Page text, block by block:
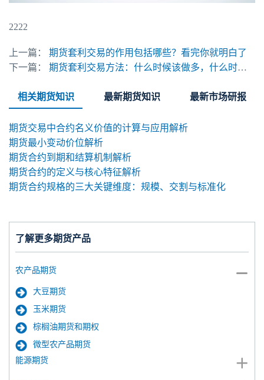
了解更多期货产品
农产品期货
大豆期货
玉米期货
棕榈油期货和期权
微型农产品期货
能源期货
2222
上一篇：
期货套利交易的作用包括哪些？看完你就明白了
下一篇：
期货套利交易方法：什么时候该做多，什么时候该做空
相关期货知识 最新期货知识 最新市场研报
期货交易中合约名义价值的计算与应用解析
期货最小变动价位解析
期货合约到期和结算机制解析
期货合约的定义与核心特征解析
期货合约规格的三大关键维度：规模、交割与标准化